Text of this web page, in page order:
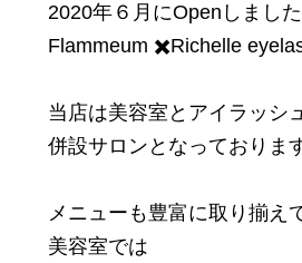
2020年６月にOpenしました
Flammeum ✖️Richelle
当店は美容室とアイラッシ
併設サロンとなっておりま
メニューも豊富に取り揃え
美容室では